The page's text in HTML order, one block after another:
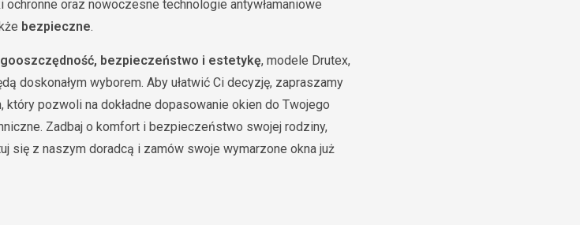
oraz nowoczesne technologie antywłamaniowe
bezpieczne.
bezpieczeństwo i estetykę, modele Drutex,
doskonałym wyborem. Aby ułatwić Ci decyzję, zapraszamy
pozwoli na dokładne dopasowanie okien do Twojego
Zadbaj o komfort i bezpieczeństwo swojej rodziny,
się z naszym doradcą i zamów swoje wymarzone okna już